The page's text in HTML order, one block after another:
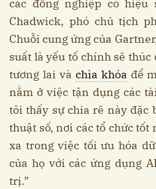
các đồng nghiệp có hiệu
Chadwick, phó chủ tịch
Chuỗi cung ứng của
suất là yếu tố chính sẽ
tương lai và chìa khóa để
nằm ở việc tận dụng các
tôi thấy sự chia rẽ này
thuật số, nơi các tổ chức
xa trong việc tối ưu hóa
của họ với các ứng dụng
trị.”